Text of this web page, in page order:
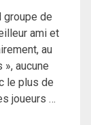
groupe de
ami et
au
aucune
le plus de
joueurs …